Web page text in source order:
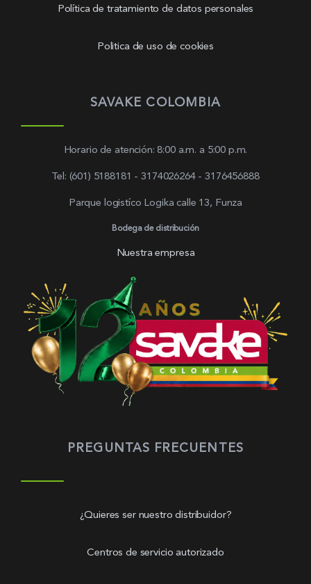
Política de tratamiento de datos personales
Politica de uso de cookies
SAVAKE COLOMBIA
Horario de atención: 8:00 a.m. a 5:00 p.m.
Tel: (601) 5188181 - 3174026264 - 3176456888
Parque logistíco Logika calle 13, Funza
Bodega de distribución
Nuestra empresa
PREGUNTAS FRECUENTES
¿Quieres ser nuestro distribuidor?
Centros de servicio autorizado